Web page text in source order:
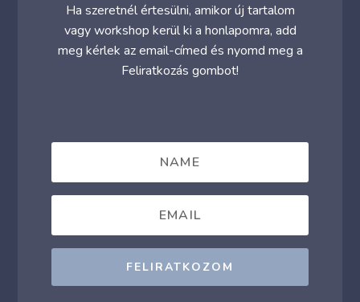
Ha szeretnél értesülni, amikor új tartalom
vagy workshop kerül ki a honlapomra, add
meg kérlek az email-címed és nyomd meg a
Feliratkozás gombot!
FELIRATKOZOM